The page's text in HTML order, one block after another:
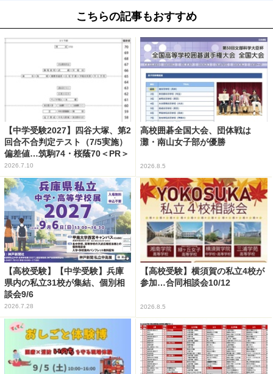
こちらの記事もおすすめ
【中学受験2027】四谷大塚、第2
回合不合判定テスト（7/5実施）
偏差値…筑駒74・桜蔭70＜PR＞
2026.7.10
高校囲碁全国大会、団体戦は
灘・南山女子部が優勝
2026.8.5
【高校受験】【中学受験】兵庫
県内の私立31校が集結、個別相
談会9/6
2026.7.28
【高校受験】横須賀の私立4校が
参加…合同相談会10/12
2026.8.5